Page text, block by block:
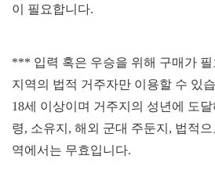
이 필요합니다.
*** 입력 혹은 우승을 위해 구매가 필
지역의 법적 거주자만 이용할 수 있
18세 이상이며 거주지의 성년에 도
령, 소유지, 해외 군대 주둔지, 법적
역에서는 무효입니다.